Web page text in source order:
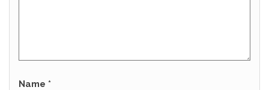
Name *